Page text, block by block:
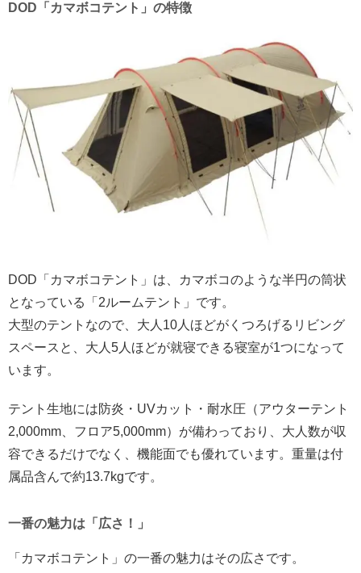
DOD「カマボコテント」の特徴
DOD「カマボコテント」は、カマボコのような半円の筒状
となっている「2ルームテント」です。
大型のテントなので、大人10人ほどがくつろげるリビング
スペースと、大人5人ほどが就寝できる寝室が1つになって
います。
テント生地には防炎・UVカット・耐水圧（アウターテント
2,000mm、フロア5,000mm）が備わっており、大人数が収
容できるだけでなく、機能面でも優れています。重量は付
属品含んで約13.7kgです。
一番の魅力は「広さ！」
「カマボコテント」の一番の魅力はその広さです。